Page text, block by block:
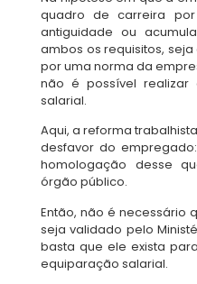
quadro de carreira
antiguidade ou
ambos os requisitos,
por uma norma da
não é possível
salarial.
Aqui, a reforma
desfavor do
homologação desse
órgão público.
Então, não é necessário
seja validado pelo
basta que ele exista
equiparação salarial.